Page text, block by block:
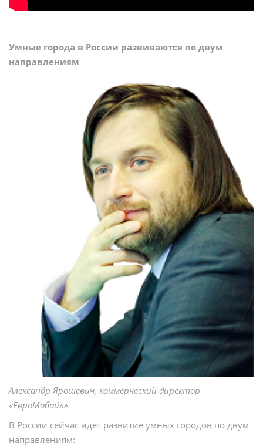
Умные города в России развиваются по двум
направлениям
Александр Ярошевич, коммерческий директор
«ЕвроМобайл»
В России сейчас идет развитие умных городов по двум
направлениям: